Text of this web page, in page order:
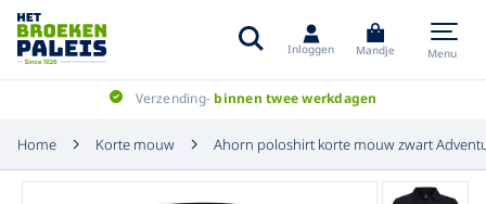
Inloggen Mandje Menu
Verzending- binnen twee werkdagen
Home Korte mouw Ahorn poloshirt korte mouw zwart